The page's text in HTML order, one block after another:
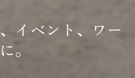
イベント、ワー
。